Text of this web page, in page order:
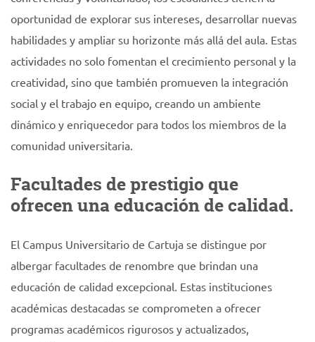
oportunidad de explorar sus intereses, desarrollar nuevas
habilidades y ampliar su horizonte más allá del aula. Estas
actividades no solo fomentan el crecimiento personal y la
creatividad, sino que también promueven la integración
social y el trabajo en equipo, creando un ambiente
dinámico y enriquecedor para todos los miembros de la
comunidad universitaria.
Facultades de prestigio que
ofrecen una educación de calidad.
El Campus Universitario de Cartuja se distingue por
albergar facultades de renombre que brindan una
educación de calidad excepcional. Estas instituciones
académicas destacadas se comprometen a ofrecer
programas académicos rigurosos y actualizados,